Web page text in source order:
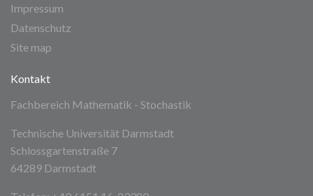
Impressum
Datenschutz
Site map
Kontakt
Fachbereich Mathematik - Stochastik
Technische Universität Darmstadt
Schlossgartenstraße 7
64289 Darmstadt